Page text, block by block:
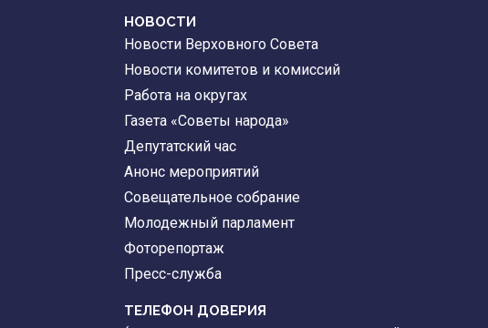
НОВОСТИ
Новости Верховного Совета
Новости комитетов и комиссий
Работа на округах
Газета «Советы народа»
Депутатский час
Анонс мероприятий
Совещательное собрание
Молодежный парламент
Фоторепортаж
Пресс-служба
ТЕЛЕФОН ДОВЕРИЯ